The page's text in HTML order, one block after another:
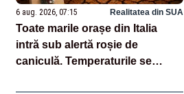
6 aug. 2026, 07:15 Realitatea din SUA
Toate marile orașe din Italia
intră sub alertă roșie de
caniculă. Temperaturile se